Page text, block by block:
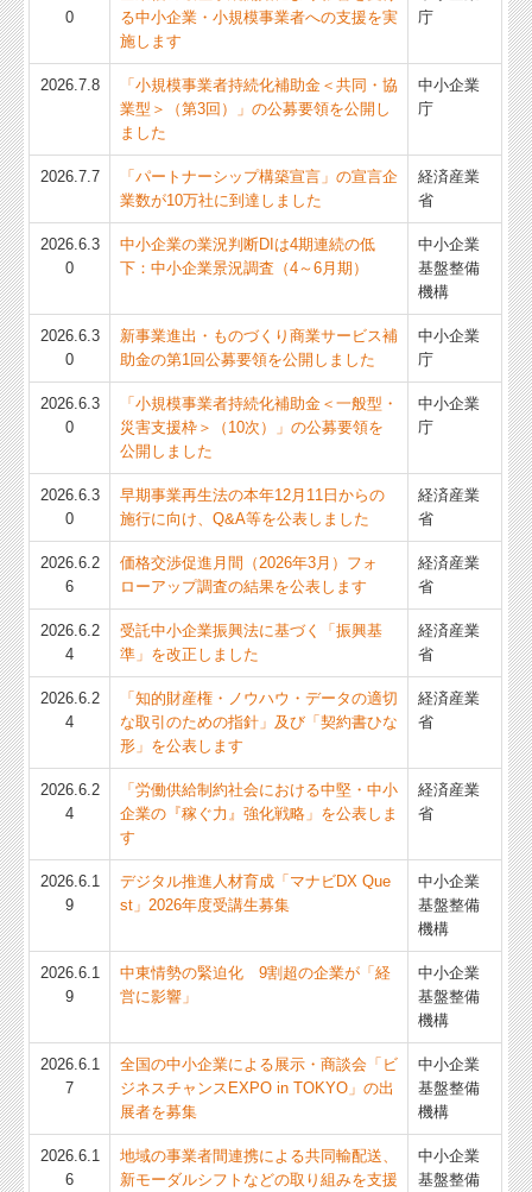
TKCシステムQ&A
経営革新等支援機関とは
経営改善オンデマンド講座
0
る中小企業・小規模事業者への支援を実
施します
庁
2026.7.8
「小規模事業者持続化補助金＜共同・協
業型＞（第3回）」の公募要領を公開し
ました
中小企業
庁
2026.7.7
「パートナーシップ構築宣言」の宣言企
業数が10万社に到達しました
経済産業
省
2026.6.3
0
中小企業の業況判断DIは4期連続の低
下：中小企業景況調査（4～6月期）
中小企業
基盤整備
機構
2026.6.3
0
新事業進出・ものづくり商業サービス補
助金の第1回公募要領を公開しました
中小企業
庁
2026.6.3
0
「小規模事業者持続化補助金＜一般型・
災害支援枠＞（10次）」の公募要領を
公開しました
中小企業
庁
2026.6.3
0
早期事業再生法の本年12月11日からの
施行に向け、Q&A等を公表しました
経済産業
省
2026.6.2
6
価格交渉促進月間（2026年3月）フォ
ローアップ調査の結果を公表します
経済産業
省
2026.6.2
4
受託中小企業振興法に基づく「振興基
準」を改正しました
経済産業
省
2026.6.2
4
「知的財産権・ノウハウ・データの適切
な取引のための指針」及び「契約書ひな
形」を公表します
経済産業
省
2026.6.2
4
「労働供給制約社会における中堅・中小
企業の『稼ぐ力』強化戦略」を公表しま
す
経済産業
省
2026.6.1
9
デジタル推進人材育成「マナビDX Que
st」2026年度受講生募集
中小企業
基盤整備
機構
2026.6.1
9
中東情勢の緊迫化 9割超の企業が「経
営に影響」
中小企業
基盤整備
機構
2026.6.1
7
全国の中小企業による展示・商談会「ビ
ジネスチャンスEXPO in TOKYO」の出
展者を募集
中小企業
基盤整備
機構
2026.6.1
6
地域の事業者間連携による共同輸配送、
新モーダルシフトなどの取り組みを支援
中小企業
基盤整備